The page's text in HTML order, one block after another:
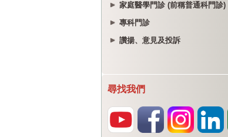
家庭醫學門診 (前稱普通科門診)
專科門診
讚揚、意見及投訴
尋找我們